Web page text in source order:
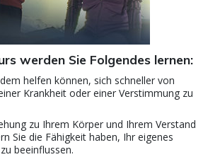
werden Sie Folgendes lernen:
helfen können, sich schneller von
Krankheit oder einer Verstimmung zu
zu Ihrem Körper und Ihrem Verstand
Sie die Fähigkeit haben, Ihr eigenes
beeinflussen.